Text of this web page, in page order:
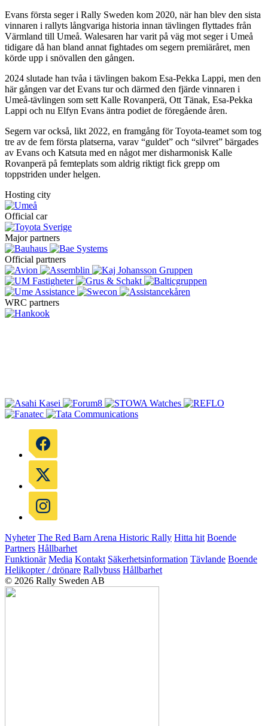
Evans första seger i Rally Sweden kom 2020, när han blev den sista
vinnaren i rallyts långvariga historia innan tävlingen flyttades från
Värmland till Umeå. Walesaren har varit på väg mot seger i Umeå
tidigare då han bland annat fightades om segern premiäråret, men
körde upp i snövallen den gången.
2024 slutade han tvåa i tävlingen bakom Esa-Pekka Lappi, men den
här gången var det Evans tur och därmed den fjärde vinnaren i
Umeå-tävlingen som sett Kalle Rovanperä, Ott Tänak, Esa-Pekka
Lappi och nu Elfyn Evans äntra podiet de föregående åren.
Segern var också, likt 2022, en framgång för Toyota-teamet som tog
tre av de fem första platserna, varav “guldet” och “silvret” bärgades
av Evans och Katsuta med en något mer disharmonisk Kalle
Rovanperä på femteplats som aldrig riktigt fick grepp om
toppstriden under helgen.
Hosting city
Official car
Major partners
Official partners
WRC partners
Nyheter The Red Barn Arena Historic Rally Hitta hit Boende
Partners Hållbarhet
Funktionär Media Kontakt Säkerhetsinformation Tävlande Boende
Helikopter / drönare Rallybuss Hållbarhet
© 2026 Rally Sweden AB